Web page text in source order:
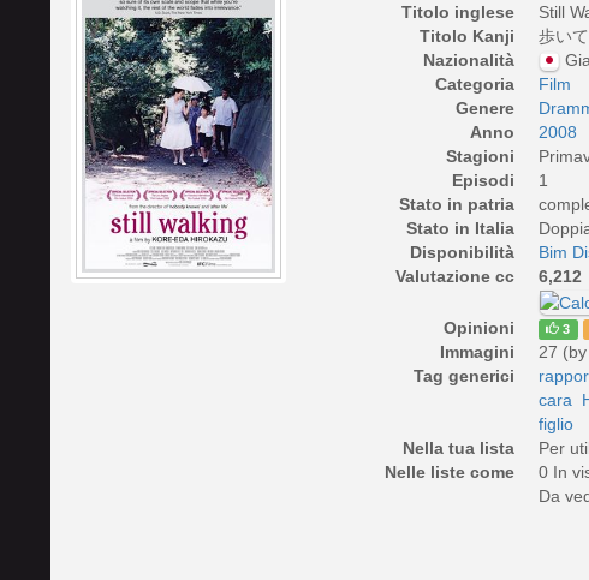
Titolo inglese
Still
Titolo Kanji
歩い
Nazionalità
Categoria
Film
Genere
Anno
2008
Stagioni
Episodi
1
Stato in patria
Stato in Italia
Disponibilità
Bim
Valutazione cc
6,212
Opinioni 3
Immagini
27
Tag generici
cara
figlio
Nella tua lista
Per
Nelle liste come
0 In
Da